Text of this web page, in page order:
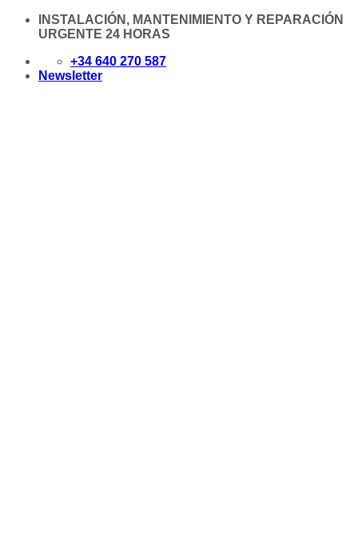
Saltar
INSTALACIÓN, MANTENIMIENTO Y REPARACIÓN
URGENTE 24 HORAS
+34 640 270 587
Newsletter